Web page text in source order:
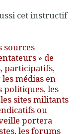
cet instructif
sources
» de
participatifs,
médias en
politiques, les
sites militants
ou
portera
les forums